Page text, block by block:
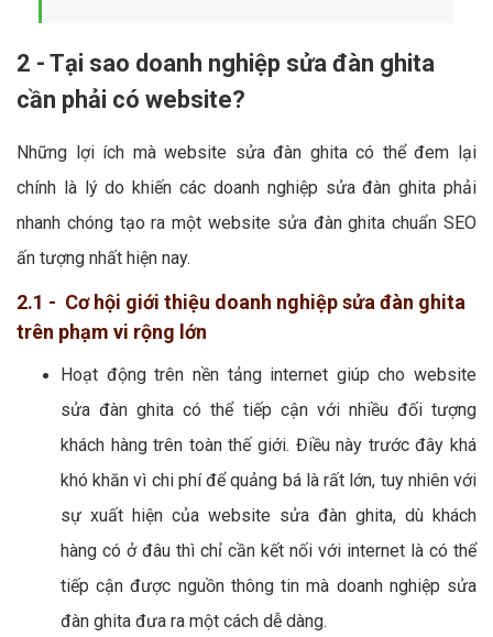
2 - Tại sao doanh nghiệp sửa đàn ghita
cần phải có website?
Những lợi ích mà website sửa đàn ghita có thể đem lại
chính là lý do khiến các doanh nghiệp sửa đàn ghita phải
nhanh chóng tạo ra một website sửa đàn ghita chuẩn SEO
ấn tượng nhất hiện nay.
2.1 - Cơ hội giới thiệu doanh nghiệp sửa đàn ghita
trên phạm vi rộng lớn
Hoạt động trên nền tảng internet giúp cho website
sửa đàn ghita có thể tiếp cận với nhiều đối tượng
khách hàng trên toàn thế giới. Điều này trước đây khá
khó khăn vì chi phí để quảng bá là rất lớn, tuy nhiên với
sự xuất hiện của website sửa đàn ghita, dù khách
hàng có ở đâu thì chỉ cần kết nối với internet là có thể
tiếp cận được nguồn thông tin mà doanh nghiệp sửa
đàn ghita đưa ra một cách dễ dàng.